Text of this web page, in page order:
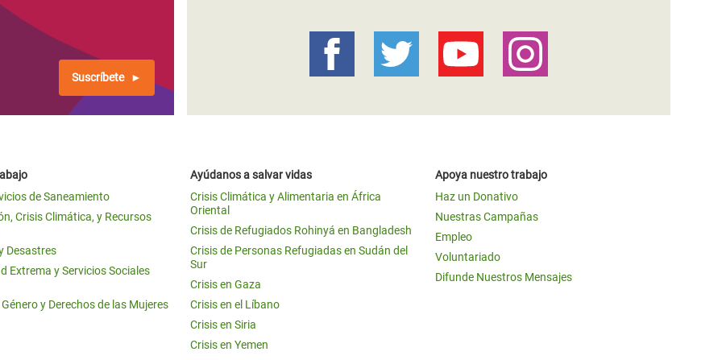
Climática y Alimentaria
Oriental
de Personas Refugiadas
del Sur
Siria
Yemen
Suscríbete
de Saneamiento
Crisis Climática, y Recursos
Desastres
Extrema y Servicios Sociales
y Derechos de las Mujeres
Ayúdanos a salvar vidas
Crisis Climática y Alimentaria en África
Oriental
Crisis de Refugiados Rohinyá en Bangladesh
Crisis de Personas Refugiadas en Sudán del
Sur
Crisis en Gaza
Crisis en el Líbano
Crisis en Siria
Crisis en Yemen
Apoya nuestro trabajo
Haz un Donativo
Nuestras Campañas
Empleo
Voluntariado
Difunde Nuestros Mensajes